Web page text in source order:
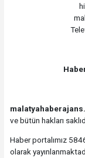
ve bütün hakları
Haber portalımız
olarak